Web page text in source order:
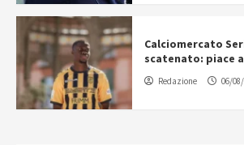
Calciomercato
scatenato: piace
Redazione 06/